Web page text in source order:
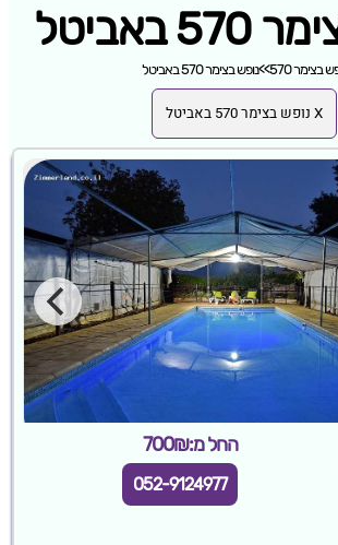
באביטל
בצימר 570 >>נופש בצימר 570 באביטל
X נופש בצימר 570 באביטל
החל מ:700₪
052-9124977